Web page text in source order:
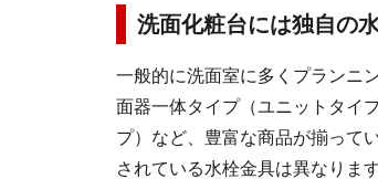
洗面化粧台には独自の
一般的に洗面室に多くプランニ
面器一体タイプ（ユニットタイ
プ）など、豊富な商品が揃って
されている水栓金具は異なります